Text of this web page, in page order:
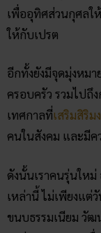
เพื่ออุทิศส่วนกุศลใ
ให้กับเปรต
อีกทั้งยังมีจุดมุ่งหม
ครอบครัว รวมไปถึ
เทศกาลที่เสริมสิริม
คนในสังคม และมีค
ดังนั้นเราคนรุ่นให
เหล่านี้ ไม่เพียงแต่
ขนบธรรมเนียม วัฒ